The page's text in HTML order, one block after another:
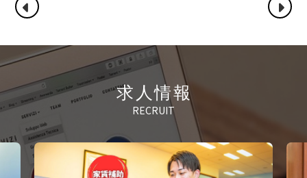
求人情報
RECRUIT